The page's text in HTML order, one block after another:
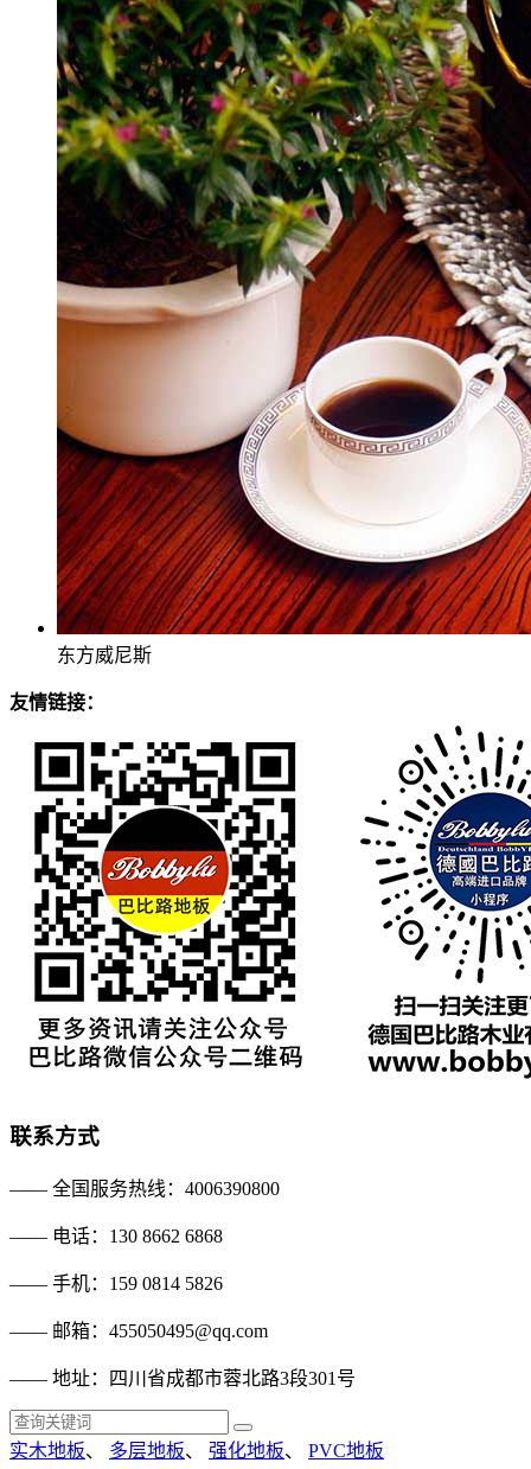
东方威尼斯
友情链接：
联系方式
—— 全国服务热线：4006390800
—— 电话：130 8662 6868
—— 手机：159 0814 5826
—— 邮箱：455050495@qq.com
—— 地址：四川省成都市蓉北路3段301号
实木地板、 多层地板、 强化地板、 PVC地板